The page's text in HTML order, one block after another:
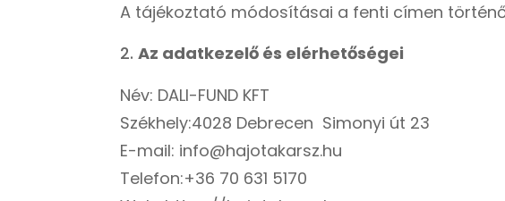
A tájékoztató módosításai a fenti címen
Az adatkezelő és elérhetőségei
Név: DALI-FUND KFT
Székhely:4028 Debrecen Simonyi út 23
E-mail: info@hajotakarsz.hu
Telefon:+36 70 631 5170